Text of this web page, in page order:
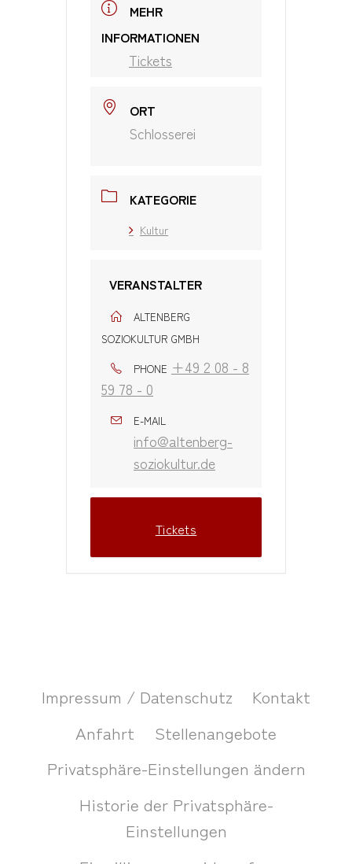
MEHR
INFORMATIONEN
Tickets
ORT
Schlosserei
KATEGORIE
Kultur
VERANSTALTER
ALTENBERG
SOZIOKULTUR GMBH
PHONE +49 2 08 - 8
59 78 - 0
E-MAIL
info@altenberg-
soziokultur.de
Tickets
Impressum / Datenschutz
Kontakt
Anfahrt
Stellenangebote
Privatsphäre-Einstellungen ändern
Historie der Privatsphäre-
Einstellungen